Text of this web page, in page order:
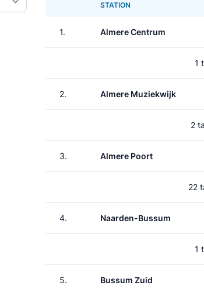
STATION
1. Almere Centrum
1
2. Almere Muziekwijk
2
3. Almere Poort
22
4. Naarden-Bussum
1
5. Bussum Zuid